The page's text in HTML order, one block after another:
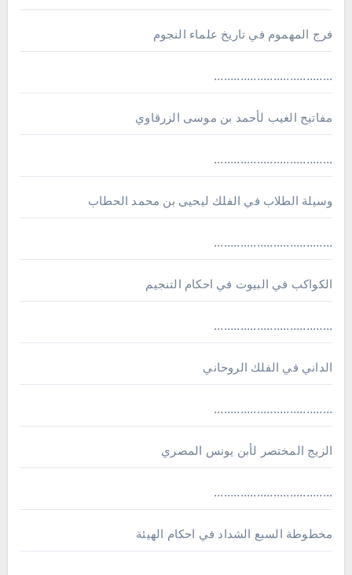
فرج المهموم في تاريخ علماء النجوم
....................................
مفاتيح الغيب لأحمد بن موسى الزرقاوي
....................................
وسيلة الطلاب في الفلك ليحيى بن محمد الحطاب
....................................
الكواكب في البيوت في احكام التنجيم
....................................
الداني في الفلك الروحاني
....................................
الزيج المختصر لأبن يونس المصري
....................................
مخطوطة السبع الشداد في احكام الهيئة